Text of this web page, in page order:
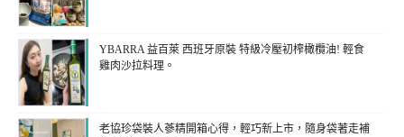
YBARRA 益百萊 西班牙原裝 特級冷壓初榨橄欖油! 輕食
雞肉沙拉料理。
老協珍袋裝人蔘精開箱心得，輕巧新上市，隨身袋著走補